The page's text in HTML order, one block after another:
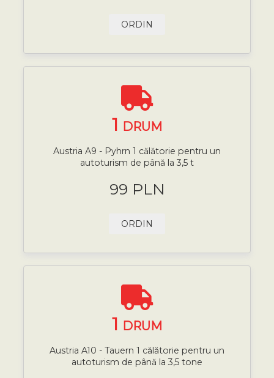
ORDIN
1 DRUM
Austria A9 - Pyhrn 1 călătorie pentru un
autoturism de până la 3,5 t
99 PLN
ORDIN
1 DRUM
Austria A10 - Tauern 1 călătorie pentru un
autoturism de până la 3,5 tone